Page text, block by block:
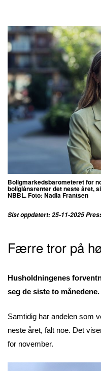
Boligmarkedsbarometeret for
boliglånsrenter det neste året,
NBBL.Foto: Nadia Frantsen
Sist oppdatert: 25-11-2025
Færre tror på
Husholdningenes
seg de siste to månedene.
Samtidig har andelen som
neste året, falt noe. Det
for november.